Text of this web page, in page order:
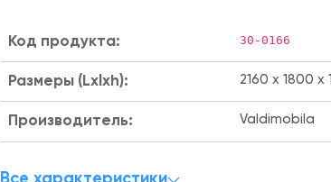
Код продукта: 30-0166
Размеры (Lxlxh): 2160 x 1800 x
Производитель: Valdimobila